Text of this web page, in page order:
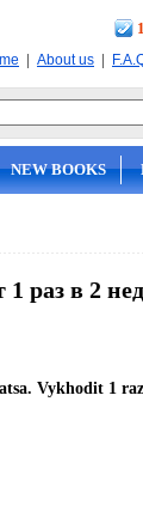
| About us |
NEW BOOKS
раз в 2
Vykhodit 1